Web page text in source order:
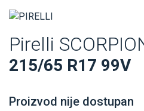
Pirelli
215/65 R17 99V
Proizvod nije dostupan